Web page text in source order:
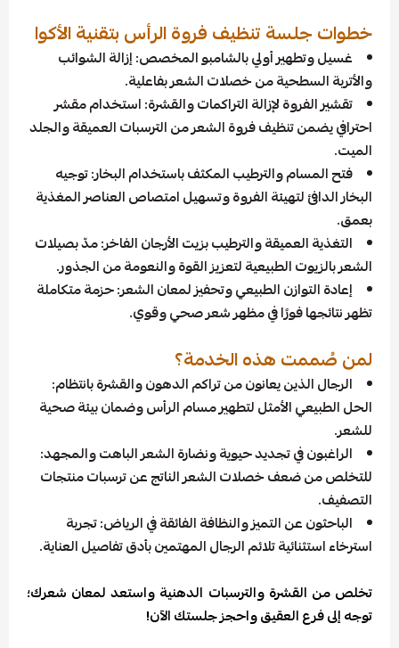
خطوات جلسة تنظيف فروة الرأس بتقنية الأكوا
غسيل وتطهير أولي بالشامبو المخصص: إزالة الشوائب
والأتربة السطحية من خصلات الشعر بفاعلية.
تقشير الفروة لإزالة التراكمات والقشرة: استخدام مقشر
احترافي يضمن تنظيف فروة الشعر من الترسبات العميقة والجلد
الميت.
فتح المسام والترطيب المكثف باستخدام البخار: توجيه
البخار الدافئ لتهيئة الفروة وتسهيل امتصاص العناصر المغذية
بعمق.
التغذية العميقة والترطيب بزيت الأرجان الفاخر: مدّ بصيلات
الشعر بالزيوت الطبيعية لتعزيز القوة والنعومة من الجذور.
إعادة التوازن الطبيعي وتحفيز لمعان الشعر: حزمة متكاملة
تظهر نتائجها فورًا في مظهر شعر صحي وقوي.
لمن صُممت هذه الخدمة؟
الرجال الذين يعانون من تراكم الدهون والقشرة بانتظام:
الحل الطبيعي الأمثل لتطهير مسام الرأس وضمان بيئة صحية
للشعر.
الراغبون في تجديد حيوية ونضارة الشعر الباهت والمجهد:
للتخلص من ضعف خصلات الشعر الناتج عن ترسبات منتجات
التصفيف.
الباحثون عن التميز والنظافة الفائقة في الرياض: تجربة
استرخاء استثنائية تلائم الرجال المهتمين بأدق تفاصيل العناية.
تخلص من القشرة والترسبات الدهنية واستعد لمعان شعرك؛
توجه إلى فرع العقيق واحجز جلستك الآن!